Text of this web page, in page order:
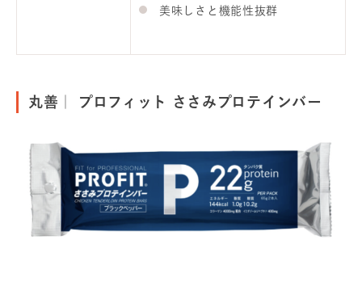
美味しさと機能性抜群
丸善｜ プロフィット ささみプロテインバー